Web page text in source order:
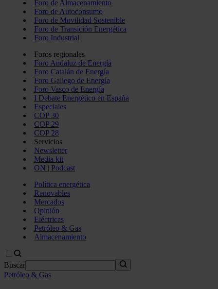
Foro de Almacenamiento
Foro de Autoconsumo
Foro de Movilidad Sostenible
Foro de Transición Energética
Foro Industrial
Foros regionales
Foro Andaluz de Energía
Foro Catalán de Energía
Foro Gallego de Energía
Foro Vasco de Energía
I Debate Energético en España
Especiales
COP 30
COP 29
COP 28
Servicios
Newsletter
Media kit
ON | Podcast
Política energética
Renovables
Mercados
Opinión
Eléctricas
Petróleo & Gas
Almacenamiento
Buscar
Petróleo & Gas